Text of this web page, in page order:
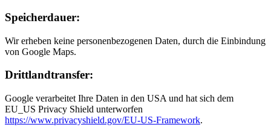
Speicherdauer:
Wir erheben keine personenbezogenen Daten, durch die Einbindung
von Google Maps.
Drittlandtransfer:
Google verarbeitet Ihre Daten in den USA und hat sich dem
EU_US Privacy Shield unterworfen
https://www.privacyshield.gov/EU-US-Framework.